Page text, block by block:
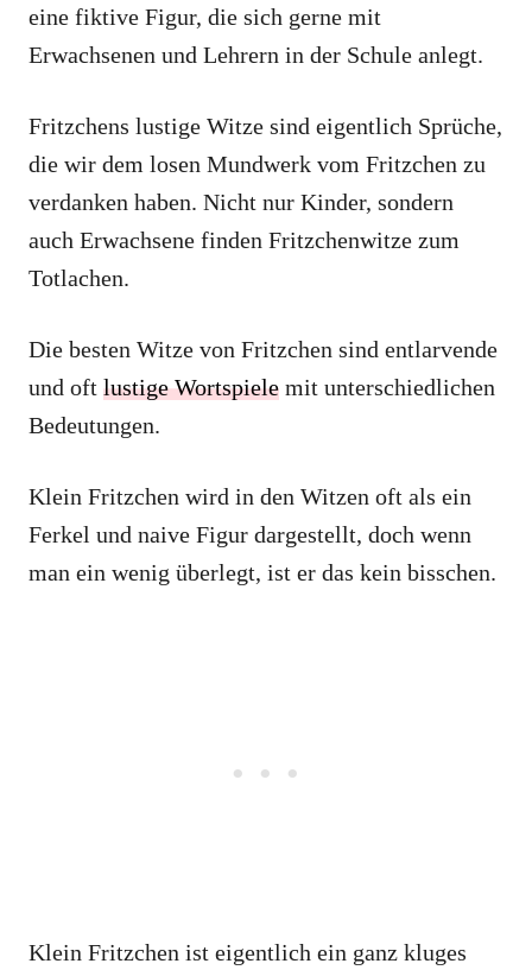
eine fiktive Figur, die sich gerne mit
Erwachsenen und Lehrern in der Schule anlegt.
Fritzchens lustige Witze sind eigentlich Sprüche,
die wir dem losen Mundwerk vom Fritzchen zu
verdanken haben. Nicht nur Kinder, sondern
auch Erwachsene finden Fritzchenwitze zum
Totlachen.
Die besten Witze von Fritzchen sind entlarvende
und oft lustige Wortspiele mit unterschiedlichen
Bedeutungen.
Klein Fritzchen wird in den Witzen oft als ein
Ferkel und naive Figur dargestellt, doch wenn
man ein wenig überlegt, ist er das kein bisschen.
Klein Fritzchen ist eigentlich ein ganz kluges